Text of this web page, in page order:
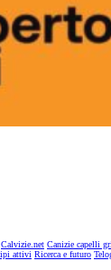
Calvizie.net Canizie capelli
attivi Ricerca e futuro